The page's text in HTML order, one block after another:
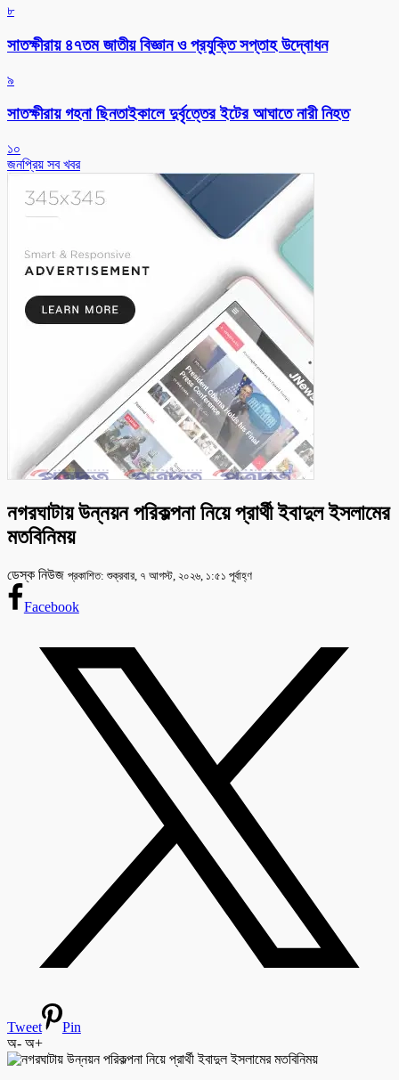
৮
সাতক্ষীরায় ৪৭তম জাতীয় বিজ্ঞান ও প্রযুক্তি সপ্তাহ উদ্বোধন
৯
সাতক্ষীরায় গহনা ছিনতাইকালে দুর্বৃত্তের ইটের আঘাতে নারী নিহত
১০
জনপ্রিয় সব খবর
নগরঘাটায় উন্নয়ন পরিকল্পনা নিয়ে প্রার্থী ইবাদুল ইসলামের
মতবিনিময়
ডেস্ক নিউজ প্রকাশিত: শুক্রবার, ৭ আগস্ট, ২০২৬, ১:৫১ পূর্বাহ্ণ
Facebook
Tweet
Pin
অ- অ+